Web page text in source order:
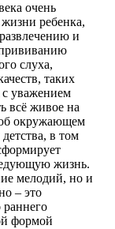
очень
ребенка,
и
слуха,
таких
уважением
всё живое на
об окружающем
в том
жизнь.
мелодий, но и
– это
раннего
формой